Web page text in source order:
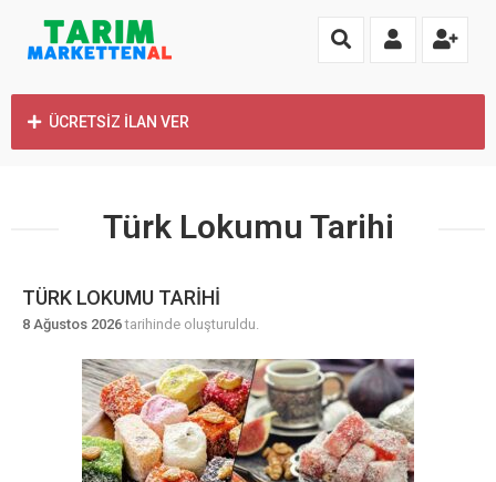
ÜCRETSİZ İLAN VER
Türk Lokumu Tarihi
TÜRK LOKUMU TARIHI
8 Ağustos 2026tarihinde oluşturuldu.